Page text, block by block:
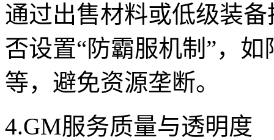
通过出售材料或低级装
否设置“防霸服机制”，
等，避免资源垄断。
4.GM服务质量与透明度